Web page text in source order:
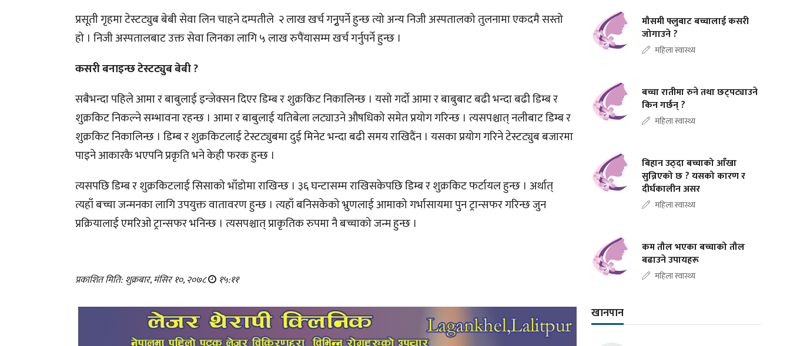
प्रसूती गृहमा टेस्टट्युब बेबी सेवा लिन चाहने दम्पतीले २ लाख खर्च गनुृपर्ने हुन्छ त्यो अन्य निजी अस्पतालको तुलनामा एकदमै सस्तो
हो । निजी अस्पतालबाट उक्त सेवा लिनका लागि ५ लाख रुपैंयासम्म खर्च गर्नुपर्ने हुन्छ ।
कसरी बनाइन्छ टेस्टट्युब बेबी ?
सबैभन्दा पहिले आमा र बाबुलाई इन्जेक्सन दिएर डिम्ब र शुक्रकिट निकालिन्छ । यसो गर्दाे आमा र बाबुबाट बढी भन्दा बढी डिम्ब र
शुक्रकिट निकल्ने सम्भावना रहन्छ । आमा र बाबुलाई यतिबेला लट्याउने औषधिको समेत प्रयोग गरिन्छ । त्यसपश्चात् नलीबाट डिम्ब र
शुक्रकिट निकालिन्छ । डिम्ब र शुक्रकिटलाई टेस्टट्युबमा दुई मिनेट भन्दा बढी समय राखिदैंन । यसका प्रयोग गरिने टेस्टट्युब बजारमा
पाइने आकारकै भएपनि प्रकृति भने केही फरक हुन्छ ।
त्यसपछि डिम्ब र शुक्रकिटलाई सिसाको भाँडोमा राखिन्छ । ३६ घन्टासम्म राखिसकेपछि डिम्ब र शुक्रकिट फर्टायल हुन्छ । अर्थात्
त्यहाँ बच्चा जन्मनका लागि उपयुक्त वातावरण हुन्छ । त्यहाँ बनिसकेको भ्रुणलाई आमाको गर्भासायमा पुन ट्रान्सफर गरिन्छ जुन
प्रक्रियालाई एमरिओ ट्रान्सफर भनिन्छ । त्यसपश्चात् प्राकृतिक रुपमा नै बच्चाको जन्म हुन्छ ।
प्रकाशित मिति: शुक्रबार, मंसिर १०, २०७८ १५:११
मौसमी फ्लुबाट बच्चालाई कसरी
जोगाउने ?
महिला स्वास्थ्य
बच्चा रातीमा रुने तथा छट्पट्याउने
किन गर्छन् ?
महिला स्वास्थ्य
बिहान उठ्दा बच्चाको आँखा
सुन्निएको छ ? यसको कारण र
दीर्घकालीन असर
महिला स्वास्थ्य
कम तौल भएका बच्चाको तौल
बढाउने उपायहरू
महिला स्वास्थ्य
खानपान